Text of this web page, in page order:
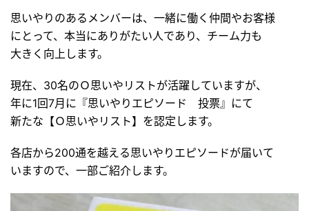
思いやりのあるメンバーは、一緒に働く仲間やお客様
にとって、本当にありがたい人であり、チーム力も
大きく向上します。
現在、30名のＯ思いやリストが活躍していますが、
年に1回7月に『思いやりエピソード 投票』にて
新たな【Ｏ思いやリスト】を認定します。
各店から200通を越える思いやりエピソードが届いて
いますので、一部ご紹介します。